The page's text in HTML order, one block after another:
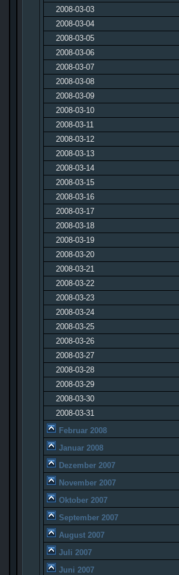
2008-03-03
2008-03-04
2008-03-05
2008-03-06
2008-03-07
2008-03-08
2008-03-09
2008-03-10
2008-03-11
2008-03-12
2008-03-13
2008-03-14
2008-03-15
2008-03-16
2008-03-17
2008-03-18
2008-03-19
2008-03-20
2008-03-21
2008-03-22
2008-03-23
2008-03-24
2008-03-25
2008-03-26
2008-03-27
2008-03-28
2008-03-29
2008-03-30
2008-03-31
Februar 2008
Januar 2008
Dezember 2007
November 2007
Oktober 2007
September 2007
August 2007
Juli 2007
Juni 2007